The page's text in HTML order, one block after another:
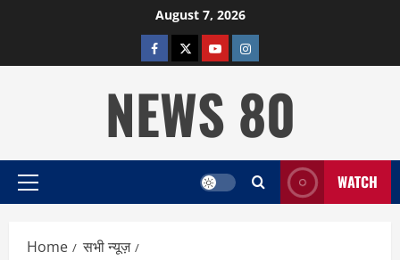
August 7, 2026
facebooktwitterYOUTUBE
instagram
NEWS 80
Primary
WATCH
Home
सभी न्यूज़